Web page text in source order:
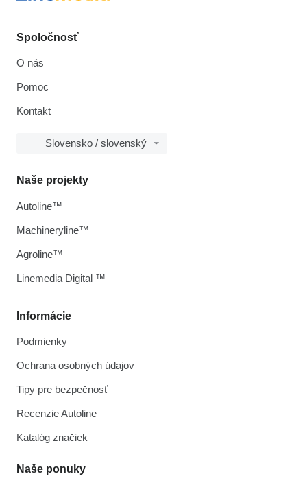
Spoločnosť
O nás
Pomoc
Kontakt
Slovensko / slovenský
Informácie
Podmienky
Ochrana osobných údajov
Tipy pre bezpečnosť
Recenzie Autoline
Katalóg značiek
Naše ponuky
Naše projekty
Autoline™
Machineryline™
Agroline™
Linemedia Digital ™